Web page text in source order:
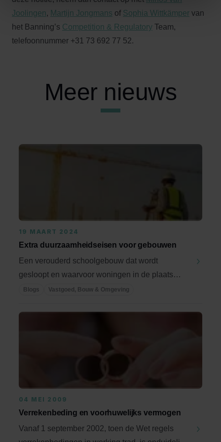
Joolingen, Martijn Jongmans of Sophia Wittkämper van
het Banning’s Competition & Regulatory Team,
telefoonnummer +31 73 692 77 52.
Meer nieuws
19 MAART 2024
Extra duurzaamheidseisen voor gebouwen
Een verouderd schoolgebouw dat wordt
gesloopt en waarvoor woningen in de plaats
komen. De ...
Blogs Vastgoed, Bouw & Omgeving
04 MEI 2009
Verrekenbeding en voorhuwelijks vermogen
Vanaf 1 september 2002, toen de Wet regels